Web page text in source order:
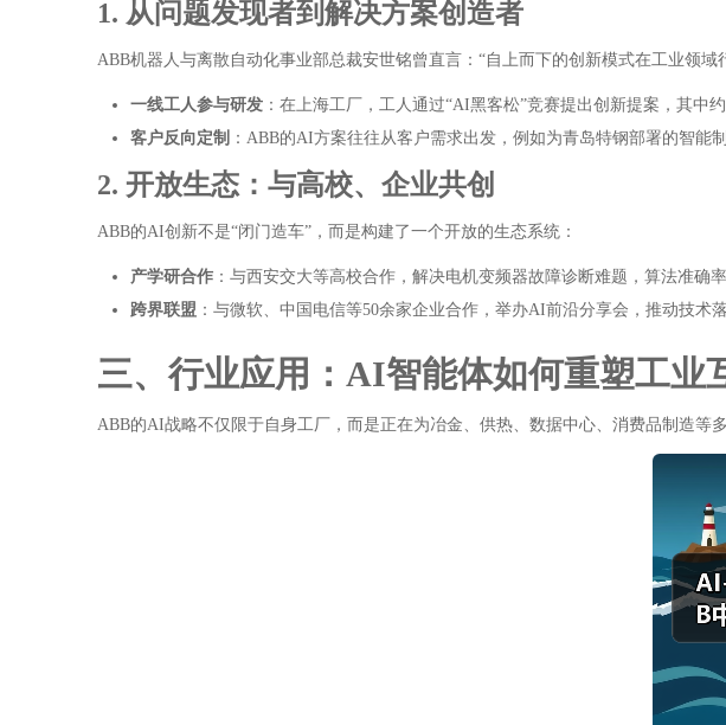
1. 从问题发现者到解决方案创造者
ABB机器人与离散自动化事业部总裁安世铭曾直言：“自上而下的创新模式在工业领
一线工人参与研发 ：在上海工厂，工人通过“AI黑客松”竞赛提出创新提案，其中
客户反向定制 ：ABB的AI方案往往从客户需求出发，例如为青岛特钢部署的智
2. 开放生态：与高校、企业共创
ABB的AI创新不是“闭门造车”，而是构建了一个开放的生态系统：
产学研合作 ：与西安交大等高校合作，解决电机变频器故障诊断难题，算法准确率
跨界联盟 ：与微软、中国电信等50余家企业合作，举办AI前沿分享会，推动技术落
三、行业应用：AI智能体如何重塑工业
ABB的AI战略不仅限于自身工厂，而是正在为冶金、供热、数据中心、消费品制造等